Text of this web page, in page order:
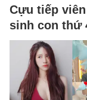
Cựu tiếp
sinh con thứ